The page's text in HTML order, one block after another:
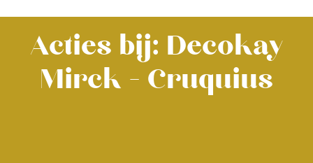
Acties bij: Decokay
Mirck - Cruquius